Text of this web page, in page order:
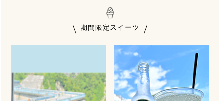
期間限定スイーツ